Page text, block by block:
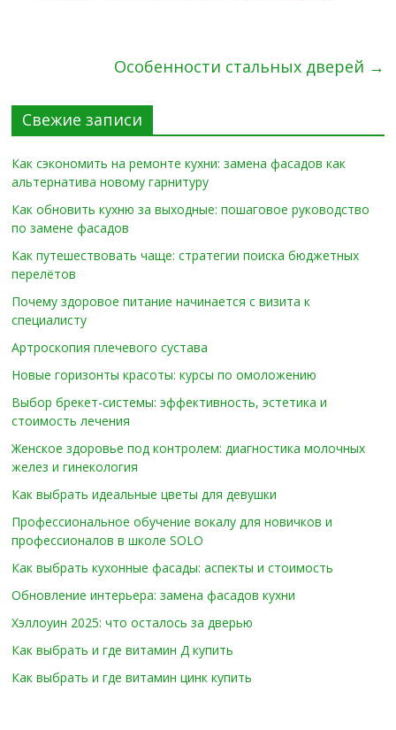
Особенности стальных дверей →
Свежие записи
Как сэкономить на ремонте кухни: замена фасадов как
альтернатива новому гарнитуру
Как обновить кухню за выходные: пошаговое руководство
по замене фасадов
Как путешествовать чаще: стратегии поиска бюджетных
перелётов
Почему здоровое питание начинается с визита к
специалисту
Артроскопия плечевого сустава
Новые горизонты красоты: курсы по омоложению
Выбор брекет-системы: эффективность, эстетика и
стоимость лечения
Женское здоровье под контролем: диагностика молочных
желез и гинекология
Как выбрать идеальные цветы для девушки
Профессиональное обучение вокалу для новичков и
профессионалов в школе SOLO
Как выбрать кухонные фасады: аспекты и стоимость
Обновление интерьера: замена фасадов кухни
Хэллоуин 2025: что осталось за дверью
Как выбрать и где витамин Д купить
Как выбрать и где витамин цинк купить